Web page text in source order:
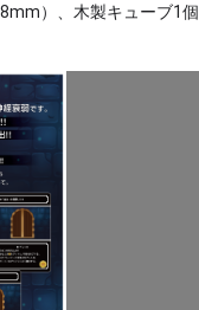
）、木製キューブ1個